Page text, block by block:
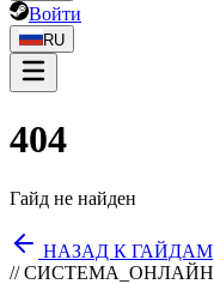
Войти
RU
404
Гайд не найден
НАЗАД К ГАЙДАМ
// СИСТЕМА_ОНЛАЙН